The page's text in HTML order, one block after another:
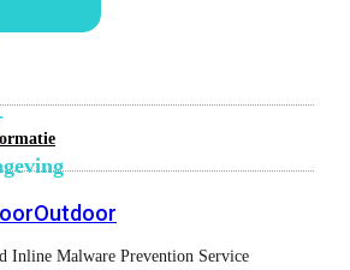
Outdoor
Inline Malware Prevention Service